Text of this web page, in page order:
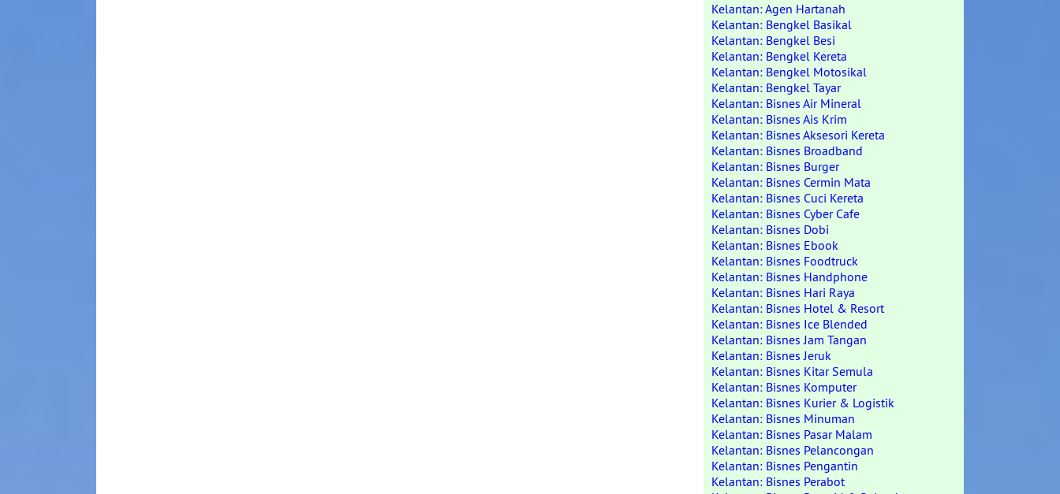
Kelantan: Agen Hartanah
Kelantan: Bengkel Basikal
Kelantan: Bengkel Besi
Kelantan: Bengkel Kereta
Kelantan: Bengkel Motosikal
Kelantan: Bengkel Tayar
Kelantan: Bisnes Air Mineral
Kelantan: Bisnes Ais Krim
Kelantan: Bisnes Aksesori Kereta
Kelantan: Bisnes Broadband
Kelantan: Bisnes Burger
Kelantan: Bisnes Cermin Mata
Kelantan: Bisnes Cuci Kereta
Kelantan: Bisnes Cyber Cafe
Kelantan: Bisnes Dobi
Kelantan: Bisnes Ebook
Kelantan: Bisnes Foodtruck
Kelantan: Bisnes Handphone
Kelantan: Bisnes Hari Raya
Kelantan: Bisnes Hotel & Resort
Kelantan: Bisnes Ice Blended
Kelantan: Bisnes Jam Tangan
Kelantan: Bisnes Jeruk
Kelantan: Bisnes Kitar Semula
Kelantan: Bisnes Komputer
Kelantan: Bisnes Kurier & Logistik
Kelantan: Bisnes Minuman
Kelantan: Bisnes Pasar Malam
Kelantan: Bisnes Pelancongan
Kelantan: Bisnes Pengantin
Kelantan: Bisnes Perabot